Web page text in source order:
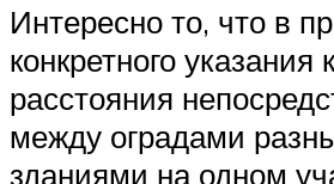
Интересно то, что в
конкретного указания
расстояния
между оградами
зданиями на одном